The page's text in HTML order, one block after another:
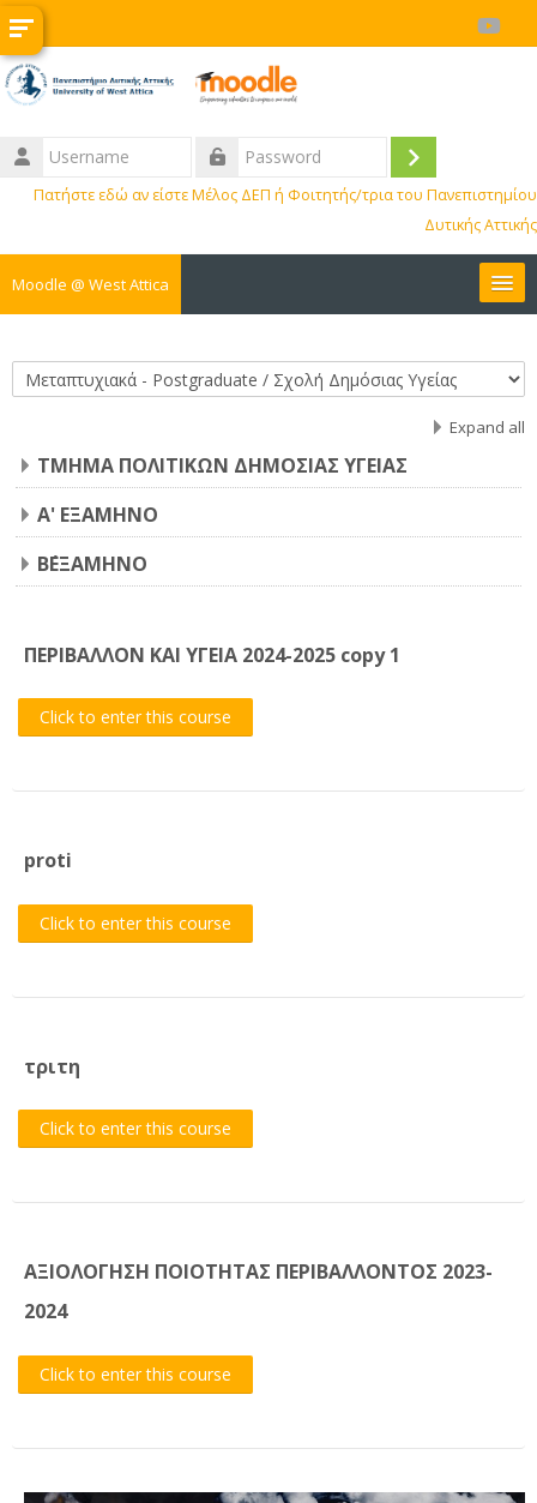
Skip to main content
Username
Password
Log
Πατήστε εδώ αν είστε Μέλος ΔΕΠ ή Φοιτητής/τρια του Πανεπιστημίου
Δυτικής Αττικής
Moodle @ West Attica
Erasmus
BIP
CTL Training
Support
English ‎(en)‎
Course categories
Expand all
ΤΜΗΜΑ ΠΟΛΙΤΙΚΩΝ ΔΗΜΟΣΙΑΣ ΥΓΕΙΑΣ
A' ΕΞΑΜΗΝΟ
Β΄ΕΞΑΜΗΝΟ
ΠΕΡΙΒΑΛΛΟΝ ΚΑΙ ΥΓΕΙΑ 2024-2025 copy 1
Click to enter this course
proti
Click to enter this course
τριτη
Click to enter this course
ΑΞΙΟΛΟΓΗΣΗ ΠΟΙΟΤΗΤΑΣ ΠΕΡΙΒΑΛΛΟΝΤΟΣ 2023-
2024
Click to enter this course